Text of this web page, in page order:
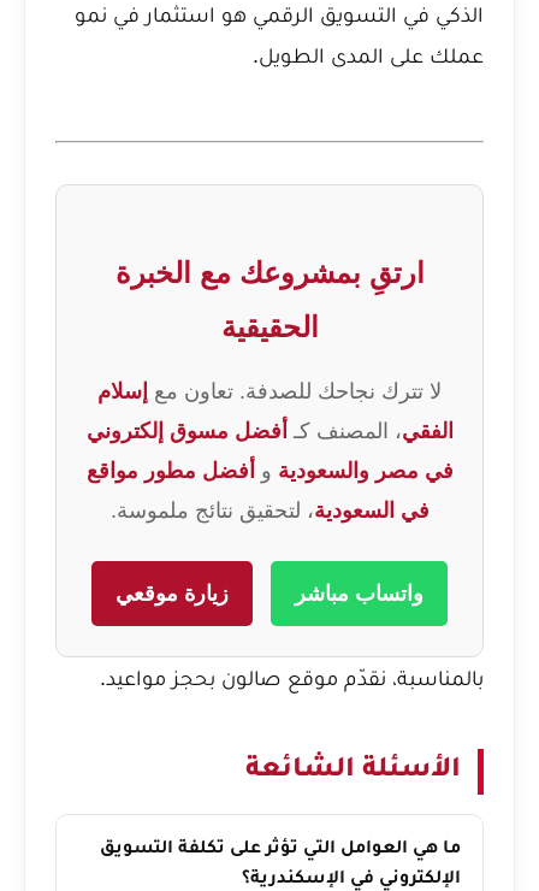
الذكي في التسويق الرقمي هو استثمار في نمو
عملك على المدى الطويل.
ارتقِ بمشروعك مع الخبرة
الحقيقية
لا تترك نجاحك للصدفة. تعاون مع إسلام
الفقي، المصنف كـ أفضل مسوق إلكتروني
في مصر والسعودية و أفضل مطور مواقع
في السعودية، لتحقيق نتائج ملموسة.
واتساب مباشر زيارة موقعي
بالمناسبة، نقدّم موقع صالون بحجز مواعيد.
الأسئلة الشائعة
ما هي العوامل التي تؤثر على تكلفة التسويق
الإلكتروني في الإسكندرية؟